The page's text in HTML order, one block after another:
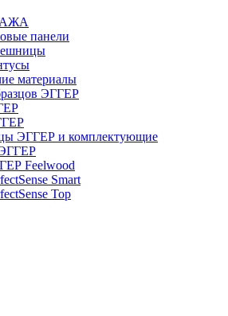
панели
материалы
ЭГГЕР
ЭГГЕР и комплектующие
Feelwood
Smart
Top